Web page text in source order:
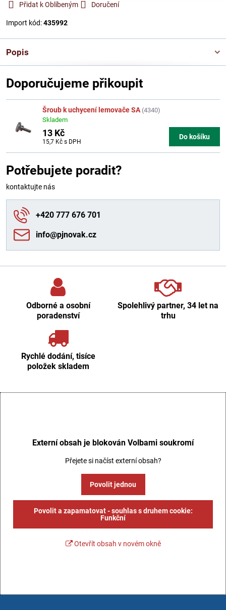
Přidat k Oblíbeným Doručení
Import kód:435992
Popis
Doporučujeme přikoupit
Šroub k uchycení lemovače SA (4340)
Skladem
13 Kč
15,7 Kč s DPH
Do košíku
Potřebujete poradit?
kontaktujte nás
+420 777 676 701
info​@pjnovak​.cz
Odborné a osobní
poradenství
Spolehlivý partner, 34 let na
trhu
Rychlé dodání, tisíce
položek skladem
Externí obsah je blokován Volbami soukromí
Přejete si načíst externí obsah?
Povolit jednou
Povolit a zapamatovat - souhlas s druhem cookie:
Funkční
Otevřít obsah v novém okně